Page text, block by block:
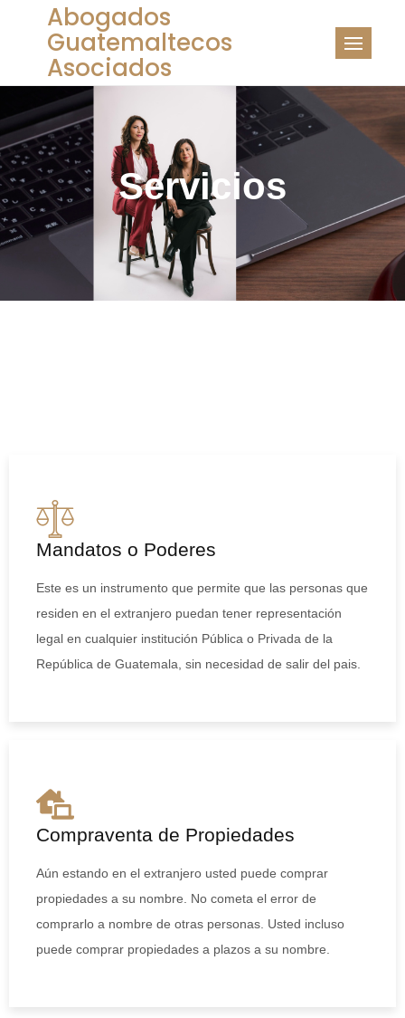
Abogados
Guatemaltecos
Asociados
Servicios
Mandatos o Poderes
Este es un instrumento que permite que las personas que
residen en el extranjero puedan tener representación
legal en cualquier institución Pública o Privada de la
República de Guatemala, sin necesidad de salir del pais.
Compraventa de Propiedades
Aún estando en el extranjero usted puede comprar
propiedades a su nombre. No cometa el error de
comprarlo a nombre de otras personas. Usted incluso
puede comprar propiedades a plazos a su nombre.